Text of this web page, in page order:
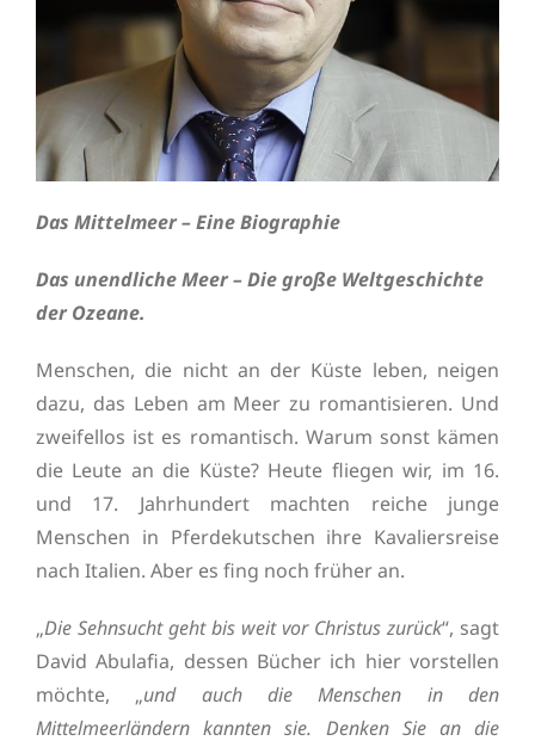
Das Mittelmeer – Eine Biographie
Das unendliche Meer – Die große Weltgeschichte
der Ozeane.
Menschen, die nicht an der Küste leben, neigen
dazu, das Leben am Meer zu romantisieren. Und
zweifellos ist es romantisch. Warum sonst kämen
die Leute an die Küste? Heute fliegen wir, im 16.
und 17. Jahrhundert machten reiche junge
Menschen in Pferdekutschen ihre Kavaliersreise
nach Italien. Aber es fing noch früher an.
„Die Sehnsucht geht bis weit vor Christus zurück“, sagt
David Abulafia, dessen Bücher ich hier vorstellen
möchte, „und auch die Menschen in den
Mittelmeerländern kannten sie. Denken Sie an die